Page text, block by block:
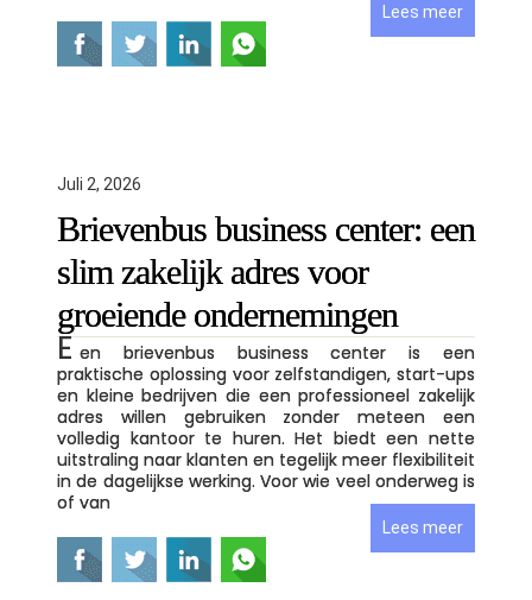
Lees meer
Juli 2, 2026
Brievenbus business center: een
slim zakelijk adres voor
groeiende ondernemingen
E en brievenbus business center is een
praktische oplossing voor zelfstandigen, start-ups
en kleine bedrijven die een professioneel zakelijk
adres willen gebruiken zonder meteen een
volledig kantoor te huren. Het biedt een nette
uitstraling naar klanten en tegelijk meer flexibiliteit
in de dagelijkse werking. Voor wie veel onderweg is
of van
Lees meer